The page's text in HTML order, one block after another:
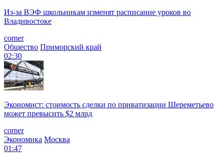
Из-за ВЭФ школьникам изменят расписание уроков во
Владивостоке
corner
Общество Приморский край
02:30
Экономист: стоимость сделки по приватизации Шереметьево
может превысить $2 млрд
corner
Экономика Москва
01:47